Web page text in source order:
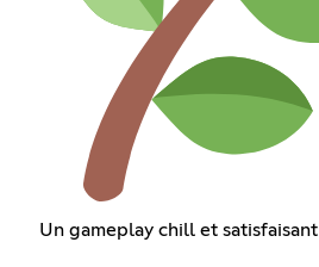
Un gameplay chill et satisfaisant